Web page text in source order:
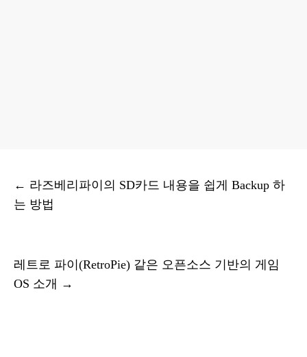
← 라즈베리파이의 SD카드 내용을 쉽게 Backup 하
는 방법
레트로 파이(RetroPie) 같은 오픈소스 기반의 게임
OS 소개 →